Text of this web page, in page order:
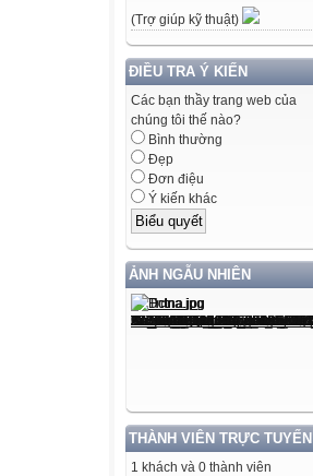
(Trợ giúp kỹ thuật)
ĐIỀU TRA Ý KIẾN
Các bạn thầy trang web của
chúng tôi thế nào?
Bình thường
Đẹp
Đơn điệu
Ý kiến khác
ẢNH NGẪU NHIÊN
THÀNH VIÊN TRỰC TUYẾN
1 khách và 0 thành viên